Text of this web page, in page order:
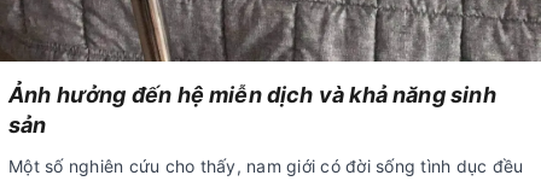
Ảnh hưởng đến hệ miễn dịch và khả năng sinh
sản
Một số nghiên cứu cho thấy, nam giới có đời sống tình dục đều